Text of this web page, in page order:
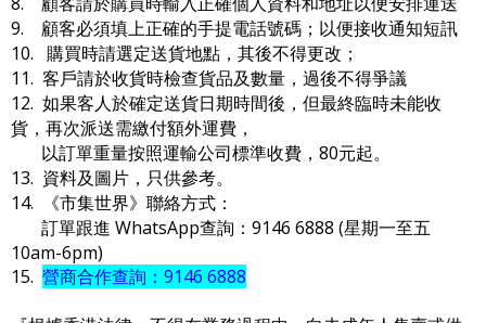
9. 顧客必須填上正確的手提電話號碼；以便接收通知短訊
10. 購買時請選定送貨地點，其後不得更改；
11. 客戶請於收貨時檢查貨品及數量，過後不得爭議
12. 如果客人於確定送貨日期時間後，但最終臨時未能收
貨，再次派送需繳付額外運費，
以訂單重量按照運輸公司標準收費，80元起。
13. 資料及圖片，只供參考。
14. 《市集世界》聯絡方式：
訂單跟進 WhatsApp查詢：9146 6888 (星期一至五
10am-6pm)
15. 營商合作查詢：9146 6888